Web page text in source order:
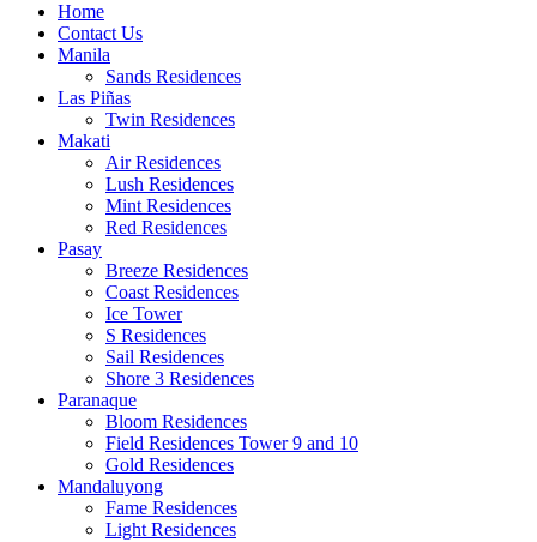
Home
Contact Us
Manila
Sands Residences
Las Piñas
Twin Residences
Makati
Air Residences
Lush Residences
Mint Residences
Red Residences
Pasay
Breeze Residences
Coast Residences
Ice Tower
S Residences
Sail Residences
Shore 3 Residences
Paranaque
Bloom Residences
Field Residences Tower 9 and 10
Gold Residences
Mandaluyong
Fame Residences
Light Residences